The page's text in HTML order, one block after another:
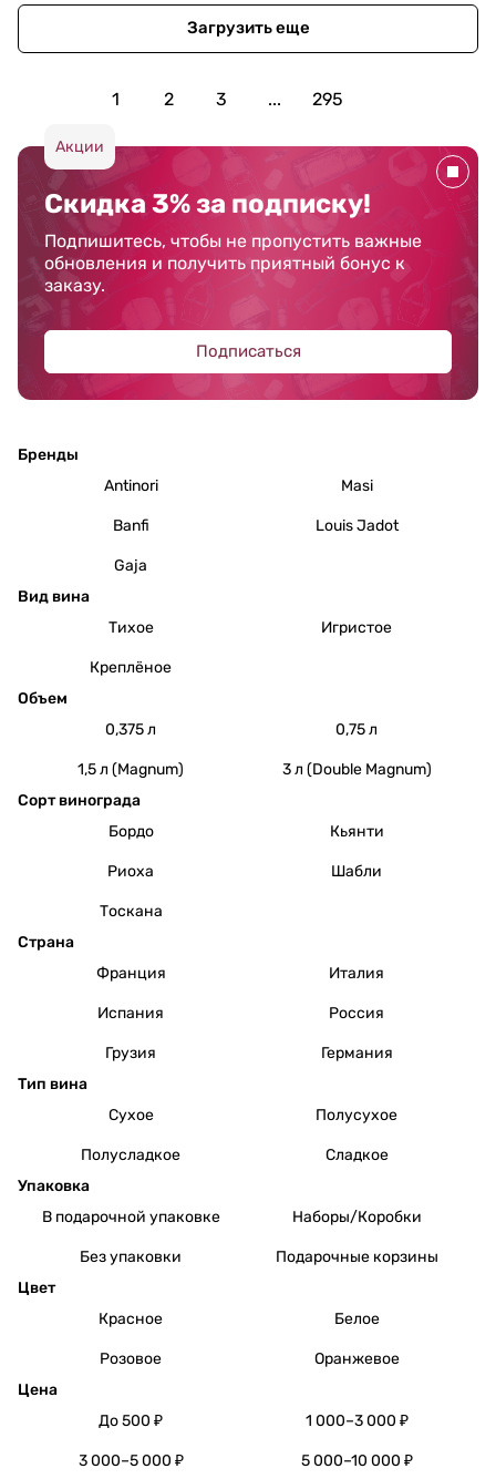
Загрузить еще
1 2 3 ... 295
Акции
Скидка 3% за подписку!
Подпишитесь, чтобы не пропустить важные
обновления и получить приятный бонус к
заказу.
Подписаться
Бренды
Antinori
Masi
Banfi Louis Jadot
Gaja
Вид вина
Тихое
Игристое
Креплёное
Объем
0,375 л
0,75 л
1,5 л (Magnum)
3 л (Double Magnum)
Сорт винограда
Бордо
Кьянти
Риоха Шабли
Тоскана
Страна
Франция
Италия
Испания Россия
Грузия
Германия
Тип вина
Сухое
Полусухое
Полусладкое
Сладкое
Упаковка
В подарочной упаковке
Наборы/Коробки
Без упаковки
Подарочные корзины
Цвет
Красное
Белое
Розовое
Оранжевое
Цена
До 500 ₽
1 000–3 000 ₽
3 000–5 000 ₽ 5 000–10 000 ₽